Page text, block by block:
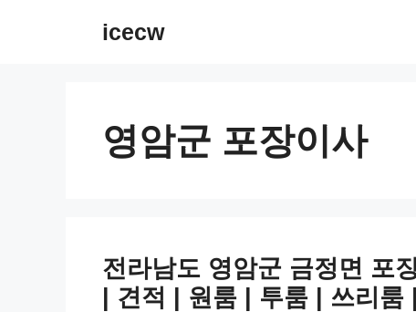
icecw
영암군 포장이사
전라남도 영암군 금정면 포
| 견적 | 원룸 | 투룸 | 쓰리